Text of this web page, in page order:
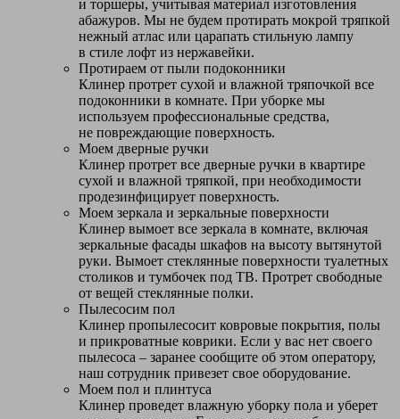
и торшеры, учитывая материал изготовления
абажуров. Мы не будем протирать мокрой тряпкой
нежный атлас или царапать стильную лампу
в стиле лофт из нержавейки.
Протираем от пыли подоконники
Клинер протрет сухой и влажной тряпочкой все
подоконники в комнате. При уборке мы
используем профессиональные средства,
не повреждающие поверхность.
Моем дверные ручки
Клинер протрет все дверные ручки в квартире
сухой и влажной тряпкой, при необходимости
продезинфицирует поверхность.
Моем зеркала и зеркальные поверхности
Клинер вымоет все зеркала в комнате, включая
зеркальные фасады шкафов на высоту вытянутой
руки. Вымоет стеклянные поверхности туалетных
столиков и тумбочек под ТВ. Протрет свободные
от вещей стеклянные полки.
Пылесосим пол
Клинер пропылесосит ковровые покрытия, полы
и прикроватные коврики. Если у вас нет своего
пылесоса – заранее сообщите об этом оператору,
наш сотрудник привезет свое оборудование.
Моем пол и плинтуса
Клинер проведет влажную уборку пола и уберет